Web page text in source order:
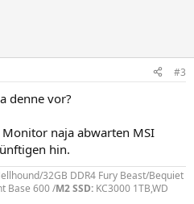
#3
denne vor?
naja abwarten MSI
hin.
32GB DDR4 Fury Beast/Bequiet
Base 600 /M2 SSD: KC3000 1TB,WD